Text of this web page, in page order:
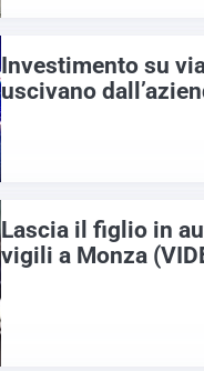
Investimento su
uscivano
Lascia il figlio in
vigili a Monza